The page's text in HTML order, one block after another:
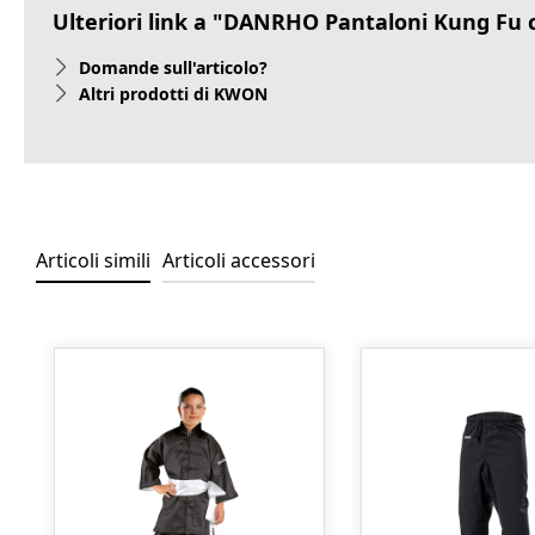
Ulteriori link a "DANRHO Pantaloni Kung Fu
Domande sull'articolo?
Altri prodotti di KWON
Articoli simili Articoli accessori